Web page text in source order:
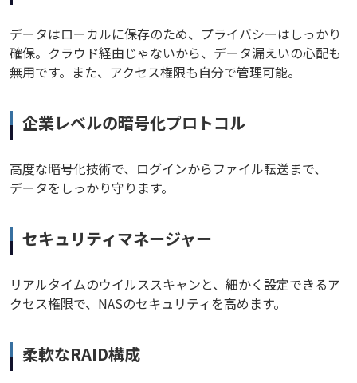
データはローカルに保存のため、プライバシーはしっかり
確保。クラウド経由じゃないから、データ漏えいの心配も
無用です。また、アクセス権限も自分で管理可能。
企業レベルの暗号化プロトコル
高度な暗号化技術で、ログインからファイル転送まで、
データをしっかり守ります。
セキュリティマネージャー
リアルタイムのウイルススキャンと、細かく設定できるア
クセス権限で、NASのセキュリティを高めます。
柔軟なRAID構成